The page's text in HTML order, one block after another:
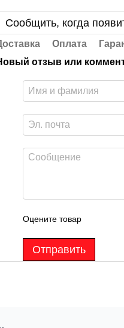
Сообщить, когда
Оплата
отзыв или
Оцените товар
Отправить